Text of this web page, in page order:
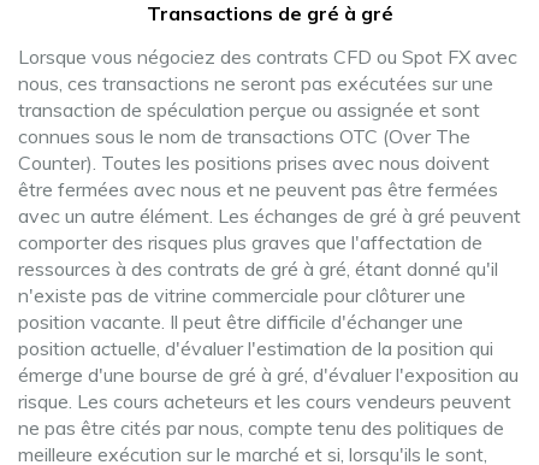
Transactions de gré à gré
Lorsque vous négociez des contrats CFD ou Spot FX avec
nous, ces transactions ne seront pas exécutées sur une
transaction de spéculation perçue ou assignée et sont
connues sous le nom de transactions OTC (Over The
Counter). Toutes les positions prises avec nous doivent
être fermées avec nous et ne peuvent pas être fermées
avec un autre élément. Les échanges de gré à gré peuvent
comporter des risques plus graves que l'affectation de
ressources à des contrats de gré à gré, étant donné qu'il
n'existe pas de vitrine commerciale pour clôturer une
position vacante. Il peut être difficile d'échanger une
position actuelle, d'évaluer l'estimation de la position qui
émerge d'une bourse de gré à gré, d'évaluer l'exposition au
risque. Les cours acheteurs et les cours vendeurs peuvent
ne pas être cités par nous, compte tenu des politiques de
meilleure exécution sur le marché et si, lorsqu'ils le sont,